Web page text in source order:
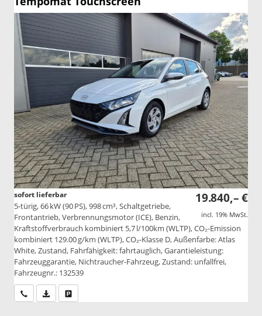
19.840,– €
incl. 19% MwSt.
sofort lieferbar
5-türig, 66 kW (90 PS), 998 cm³, Schaltgetriebe,
Frontantrieb, Verbrennungsmotor (ICE), Benzin,
Kraftstoffverbrauch kombiniert 5,7 l/100km (WLTP), CO₂-Emission
kombiniert 129.00 g/km (WLTP), CO₂-Klasse D, Außenfarbe: Atlas
White, Zustand, Fahrfähigkeit: fahrtauglich, Garantieleistung:
Fahrzeuggarantie, Nichtraucher-Fahrzeug, Zustand: unfallfrei,
Fahrzeugnr.: 132539
Wir rufen Sie anPDF-Datei, Fahrzeugexposé drucken